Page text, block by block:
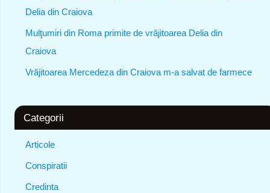
Delia din Craiova
Mulţumiri din Roma primite de vrăjitoarea Delia din
Craiova
Vrăjitoarea Mercedeza din Craiova m-a salvat de farmece
Categorii
Articole
Conspiratii
Credinta